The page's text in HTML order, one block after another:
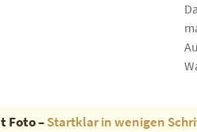
Foto –Startklar in wenigen